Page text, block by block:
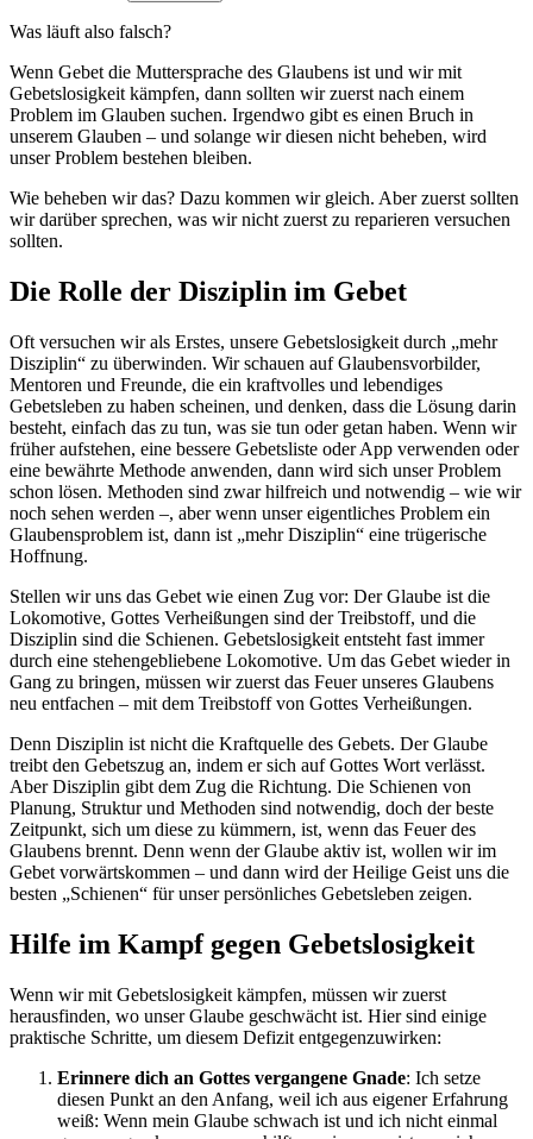
Was läuft also falsch?
Wenn Gebet die Muttersprache des Glaubens ist und wir mit
Gebetslosigkeit kämpfen, dann sollten wir zuerst nach einem
Problem im Glauben suchen. Irgendwo gibt es einen Bruch in
unserem Glauben – und solange wir diesen nicht beheben, wird
unser Problem bestehen bleiben.
Wie beheben wir das? Dazu kommen wir gleich. Aber zuerst sollten
wir darüber sprechen, was wir nicht zuerst zu reparieren versuchen
sollten.
Die Rolle der Disziplin im Gebet
Oft versuchen wir als Erstes, unsere Gebetslosigkeit durch „mehr
Disziplin“ zu überwinden. Wir schauen auf Glaubensvorbilder,
Mentoren und Freunde, die ein kraftvolles und lebendiges
Gebetsleben zu haben scheinen, und denken, dass die Lösung darin
besteht, einfach das zu tun, was sie tun oder getan haben. Wenn wir
früher aufstehen, eine bessere Gebetsliste oder App verwenden oder
eine bewährte Methode anwenden, dann wird sich unser Problem
schon lösen. Methoden sind zwar hilfreich und notwendig – wie wir
noch sehen werden –, aber wenn unser eigentliches Problem ein
Glaubensproblem ist, dann ist „mehr Disziplin“ eine trügerische
Hoffnung.
Stellen wir uns das Gebet wie einen Zug vor: Der Glaube ist die
Lokomotive, Gottes Verheißungen sind der Treibstoff, und die
Disziplin sind die Schienen. Gebetslosigkeit entsteht fast immer
durch eine stehengebliebene Lokomotive. Um das Gebet wieder in
Gang zu bringen, müssen wir zuerst das Feuer unseres Glaubens
neu entfachen – mit dem Treibstoff von Gottes Verheißungen.
Denn Disziplin ist nicht die Kraftquelle des Gebets. Der Glaube
treibt den Gebetszug an, indem er sich auf Gottes Wort verlässt.
Aber Disziplin gibt dem Zug die Richtung. Die Schienen von
Planung, Struktur und Methoden sind notwendig, doch der beste
Zeitpunkt, sich um diese zu kümmern, ist, wenn das Feuer des
Glaubens brennt. Denn wenn der Glaube aktiv ist, wollen wir im
Gebet vorwärtskommen – und dann wird der Heilige Geist uns die
besten „Schienen“ für unser persönliches Gebetsleben zeigen.
Hilfe im Kampf gegen Gebetslosigkeit
Wenn wir mit Gebetslosigkeit kämpfen, müssen wir zuerst
herausfinden, wo unser Glaube geschwächt ist. Hier sind einige
praktische Schritte, um diesem Defizit entgegenzuwirken:
Erinnere dich an Gottes vergangene Gnade: Ich setze
diesen Punkt an den Anfang, weil ich aus eigener Erfahrung
weiß: Wenn mein Glaube schwach ist und ich nicht einmal